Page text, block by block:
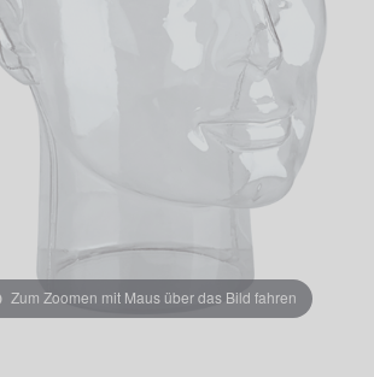
Zum Zoomen mit Maus über das Bild fahren